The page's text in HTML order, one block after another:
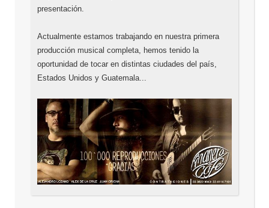
presentación.
Actualmente estamos trabajando en nuestra primera
producción musical completa, hemos tenido la
oportunidad de tocar en distintas ciudades del país,
Estados Unidos y Guatemala...